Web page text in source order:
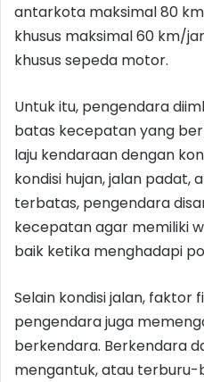
antarkota maksimal 80
khusus maksimal 60 km/
khusus sepeda motor.
Untuk itu, pengendara
batas kecepatan yang
laju kendaraan dengan
kondisi hujan, jalan padat,
terbatas, pengendara
kecepatan agar memiliki
baik ketika menghadapi
Selain kondisi jalan, faktor
pengendara juga
berkendara. Berkendara
mengantuk, atau